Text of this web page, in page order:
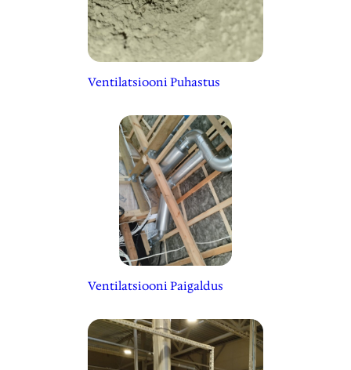
Ventilatsiooni Puhastus
VentilatsiooniPaigaldus